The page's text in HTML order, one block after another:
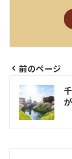
投
稿
ナ
ビ
前のページ